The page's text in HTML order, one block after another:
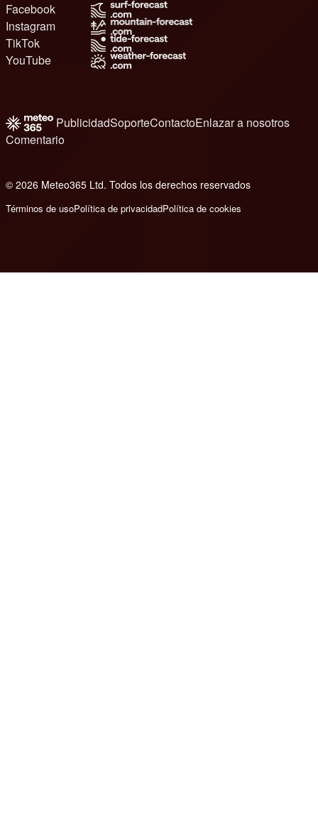
Facebook
Instagram
TikTok
YouTube
PublicidadSoporteContactoEnlazar a nosotros
Comentario
© 2026 Meteo365 Ltd. Todos los derechos reservados
Términos de usoPolítica de privacidadPolítica de cookies